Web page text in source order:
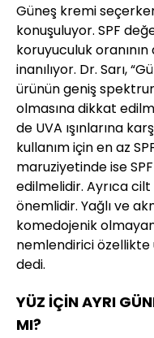
Güneş kremi
konuşuluyor. SPF
koruyuculuk
inanılıyor. Dr. Sarı,
ürünün geniş
olmasına dikkat
de UVA ışınlarına
kullanım için en az
maruziyetinde ise
edilmelidir. Ayrıca
önemlidir. Yağlı ve
komedojenik
nemlendirici özellikte
dedi.
YÜZ İÇİN AYRI
MI?